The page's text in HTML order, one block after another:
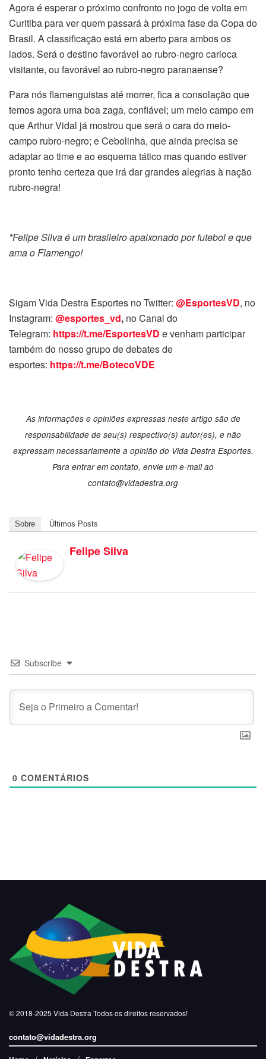
Agora é esperar o próximo confronto no jogo de volta em
Curitiba para ver quem passará à próxima fase da Copa do
Brasil. A classificação está em aberto para ambos os
lados. Será o destino favorável ao rubro-negro carioca
visitante, ou favorável ao rubro-negro paranaense?
Para nós flamenguistas até morrer, fica a consolação que
temos agora uma boa zaga, confiável; um meio campo em
que Arthur Vidal já mostrou que será o cara do meio-
campo rubro-negro; e Cebolinha, que ainda precisa se
adaptar ao time e ao esquema tático mas quando estiver
pronto tenho certeza que irá dar grandes alegrias à nação
rubro-negra!
*Felipe Silva é um brasileiro apaixonado por futebol e que
ama o Flamengo!
Sigam Vida Destra Esportes no Twitter: @EsportesVD, no
Instagram: @esportes_vd, no Canal do
Telegram: https://t.me/EsportesVD e venham participar
também do nosso grupo de debates de
esportes: https://t.me/BotecoVDE
As informações e opiniões expressas neste artigo são de
responsabilidade de seu(s) respectivo(s) autor(es), e não
expressam necessariamente a opinião do Vida Destra Esportes.
Para entrar em contato, envie um e-mail ao
contato@vidadestra.org
Sobre Últimos Posts
Felipe Silva
Subscribe
0 COMENTÁRIOS
© 2018-2025 Vida Destra Todos os direitos reservados!
contato@vidadestra.org